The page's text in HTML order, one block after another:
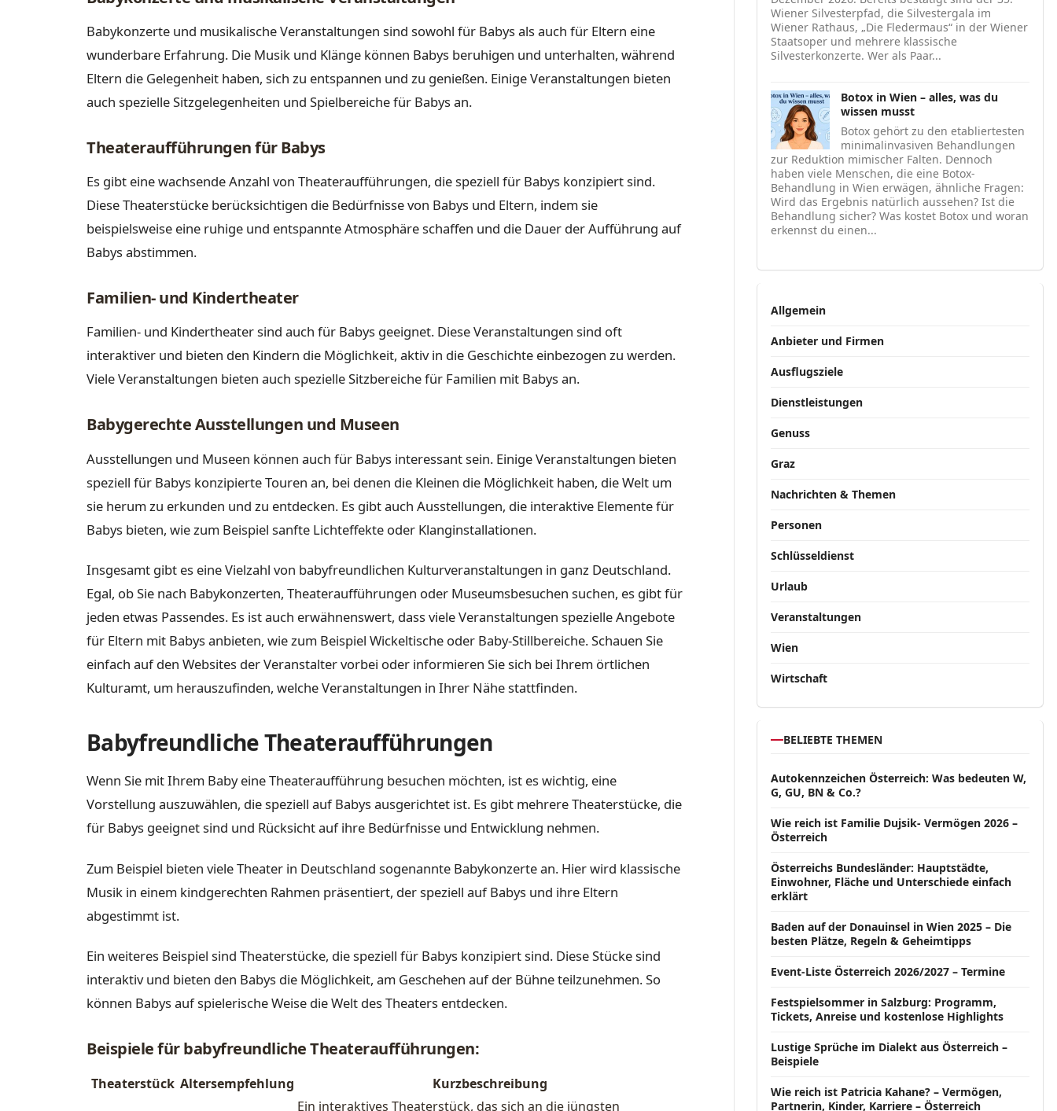
Babykonzerte und musikalische Veranstaltungen sind sowohl für Babys als auch für Eltern eine
wunderbare Erfahrung. Die Musik und Klänge können Babys beruhigen und unterhalten, während
Eltern die Gelegenheit haben, sich zu entspannen und zu genießen. Einige Veranstaltungen bieten
auch spezielle Sitzgelegenheiten und Spielbereiche für Babys an.
Theateraufführungen für Babys
Es gibt eine wachsende Anzahl von Theateraufführungen, die speziell für Babys konzipiert sind.
Diese Theaterstücke berücksichtigen die Bedürfnisse von Babys und Eltern, indem sie
beispielsweise eine ruhige und entspannte Atmosphäre schaffen und die Dauer der Aufführung auf
Babys abstimmen.
Familien- und Kindertheater
Familien- und Kindertheater sind auch für Babys geeignet. Diese Veranstaltungen sind oft
interaktiver und bieten den Kindern die Möglichkeit, aktiv in die Geschichte einbezogen zu werden.
Viele Veranstaltungen bieten auch spezielle Sitzbereiche für Familien mit Babys an.
Babygerechte Ausstellungen und Museen
Ausstellungen und Museen können auch für Babys interessant sein. Einige Veranstaltungen bieten
speziell für Babys konzipierte Touren an, bei denen die Kleinen die Möglichkeit haben, die Welt um
sie herum zu erkunden und zu entdecken. Es gibt auch Ausstellungen, die interaktive Elemente für
Babys bieten, wie zum Beispiel sanfte Lichteffekte oder Klanginstallationen.
Insgesamt gibt es eine Vielzahl von babyfreundlichen Kulturveranstaltungen in ganz Deutschland.
Egal, ob Sie nach Babykonzerten, Theateraufführungen oder Museumsbesuchen suchen, es gibt für
jeden etwas Passendes. Es ist auch erwähnenswert, dass viele Veranstaltungen spezielle Angebote
für Eltern mit Babys anbieten, wie zum Beispiel Wickeltische oder Baby-Stillbereiche. Schauen Sie
einfach auf den Websites der Veranstalter vorbei oder informieren Sie sich bei Ihrem örtlichen
Kulturamt, um herauszufinden, welche Veranstaltungen in Ihrer Nähe stattfinden.
Babyfreundliche Theateraufführungen
Wenn Sie mit Ihrem Baby eine Theateraufführung besuchen möchten, ist es wichtig, eine
Vorstellung auszuwählen, die speziell auf Babys ausgerichtet ist. Es gibt mehrere Theaterstücke, die
für Babys geeignet sind und Rücksicht auf ihre Bedürfnisse und Entwicklung nehmen.
Zum Beispiel bieten viele Theater in Deutschland sogenannte Babykonzerte an. Hier wird klassische
Musik in einem kindgerechten Rahmen präsentiert, der speziell auf Babys und ihre Eltern
abgestimmt ist.
Ein weiteres Beispiel sind Theaterstücke, die speziell für Babys konzipiert sind. Diese Stücke sind
interaktiv und bieten den Babys die Möglichkeit, am Geschehen auf der Bühne teilzunehmen. So
können Babys auf spielerische Weise die Welt des Theaters entdecken.
Beispiele für babyfreundliche Theateraufführungen:
Theaterstück Altersempfehlung
Kurzbeschreibung
Ein interaktives Theaterstück, das sich an die jüngsten
Wiener Silvesterpfad, die Silvestergala im
Wiener Rathaus, „Die Fledermaus“ in der Wiener
Staatsoper und mehrere klassische
Silvesterkonzerte. Wer als Paar...
Botox in Wien – alles, was du
wissen musst
Botox gehört zu den etabliertesten
minimalinvasiven Behandlungen
zur Reduktion mimischer Falten. Dennoch
haben viele Menschen, die eine Botox-
Behandlung in Wien erwägen, ähnliche Fragen:
Wird das Ergebnis natürlich aussehen? Ist die
Behandlung sicher? Was kostet Botox und woran
erkennst du einen...
Allgemein
Anbieter und Firmen
Ausflugsziele
Dienstleistungen
Genuss
Graz
Nachrichten & Themen
Personen
Schlüsseldienst
Urlaub
Veranstaltungen
Wien
Wirtschaft
BELIEBTE THEMEN
Autokennzeichen Österreich: Was bedeuten W,
G, GU, BN & Co.?
Wie reich ist Familie Dujsik- Vermögen 2026 –
Österreich
Österreichs Bundesländer: Hauptstädte,
Einwohner, Fläche und Unterschiede einfach
erklärt
Baden auf der Donauinsel in Wien 2025 – Die
besten Plätze, Regeln & Geheimtipps
Event-Liste Österreich 2026/2027 – Termine
Festspielsommer in Salzburg: Programm,
Tickets, Anreise und kostenlose Highlights
Lustige Sprüche im Dialekt aus Österreich –
Beispiele
Wie reich ist Patricia Kahane? – Vermögen,
Partnerin, Kinder, Karriere – Österreich